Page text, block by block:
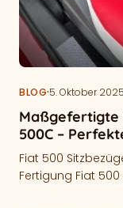
BLOG·5. Oktober 2025
Maßgefertigte
500C –
Fiat 500
Fertigung Fiat